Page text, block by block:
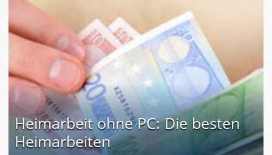
Heimarbeit ohne PC: Die besten
Heimarbeiten